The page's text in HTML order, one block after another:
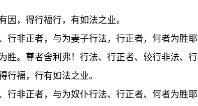
因，得行福行，有如法之业。
行非正者，与为妻子行法，行正者，何者为胜耶
。尊者舍利弗！行法、行正者、较行非法、行
行福，行有如法之业。
行非正者，与为奴仆行法、行正者、何者为胜耶